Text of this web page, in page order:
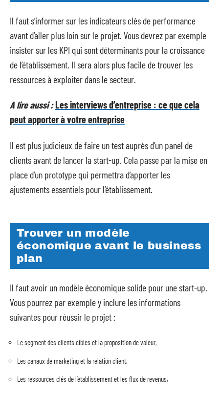
Il faut s’informer sur les indicateurs clés de performance
avant d’aller plus loin sur le projet. Vous devrez par exemple
insister sur les KPI qui sont déterminants pour la croissance
de l’établissement. Il sera alors plus facile de trouver les
ressources à exploiter dans le secteur.
A lire aussi :Les interviews d’entreprise : ce que cela
peut apporter à votre entreprise
Il est plus judicieux de faire un test auprès d’un panel de
clients avant de lancer la start-up. Cela passe par la mise en
place d’un prototype qui permettra d’apporter les
ajustements essentiels pour l’établissement.
Trouver un modèle
économique avant le business
plan
Il faut avoir un modèle économique solide pour une start-up.
Vous pourrez par exemple y inclure les informations
suivantes pour réussir le projet :
Le segment des clients cibles et la proposition de valeur,
Les canaux de marketing et la relation client,
Les ressources clés de l’établissement et les flux de revenus,